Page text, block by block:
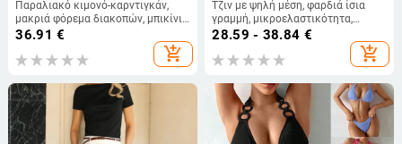
Παραλιακό κιμονό-καρντιγκάν,
μακριά φόρεμα διακοπών, μπικίνι
με προστασία από τον ήλιο —
36.91 €
add_shopping_cart
Τζιν με ψηλή μέση, φαρδιά ίσια
γραμμή, μικροελαστικότητα,
πολυεστέρας 95%+, άνοιξη 2025
28.59 - 38.84 €
add_shopping_cart